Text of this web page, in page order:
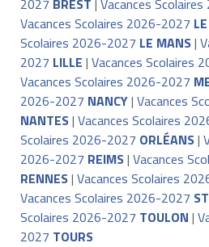
Vacances Scolaires 2026-2027
Scolaires 2026-2027 LE MANS|
2027 LILLE | Vacances Scolaires
Vacances Scolaires 2026-2027
2026-2027 NANCY| Vacances
NANTES| Vacances Scolaires
Scolaires 2026-2027 ORLÉANS|
2026-2027 REIMS| Vacances
RENNES| Vacances Scolaires
Vacances Scolaires 2026-2027
Scolaires 2026-2027 TOULON |
2027 TOURS